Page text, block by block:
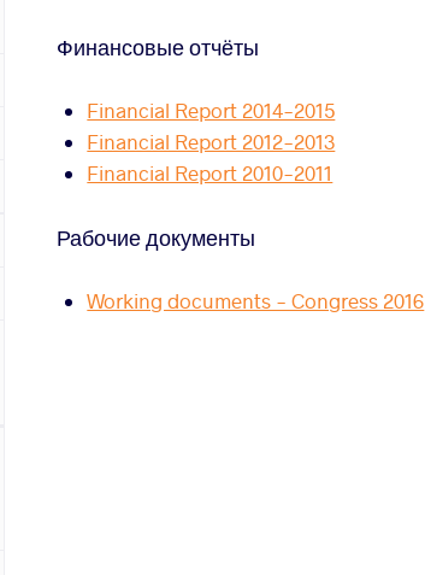
Финансовые отчёты
Financial Report 2014-2015
Financial Report 2012-2013
Financial Report 2010-2011
Рабочие документы
Working documents - Congress 2016